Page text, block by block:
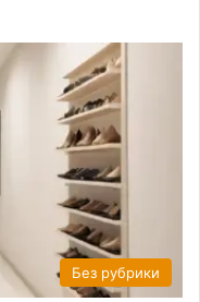
Без рубрики